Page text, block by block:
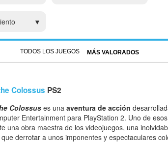
TODOS LOS JUEGOS MÁS VALORADOS
Colossus PS2
Colossuses una aventura de acción
Entertainment para PlayStation 2. Uno de
una obra maestra de los videojuegos, una
derrotar a unos imponentes y espectaculares